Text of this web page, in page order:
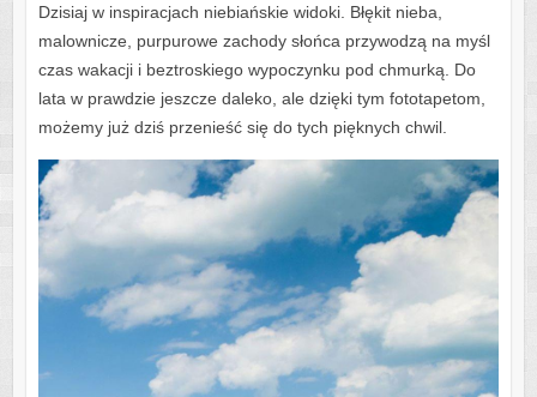
Dzisiaj w inspiracjach niebiańskie widoki. Błękit nieba,
malownicze, purpurowe zachody słońca przywodzą na myśl
czas wakacji i beztroskiego wypoczynku pod chmurką. Do
lata w prawdzie jeszcze daleko, ale dzięki tym fototapetom,
możemy już dziś przenieść się do tych pięknych chwil.